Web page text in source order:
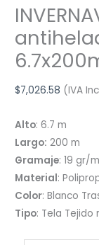
$7,026.58 (IVA
Alto: 6.7 m
Largo: 200 m
Gramaje: 19 gr/
Material:
Color: Blanco
Tipo: Tela Tejido